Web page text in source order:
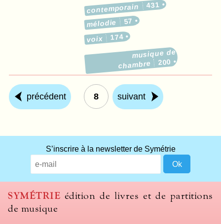
contemporain 431
mélodie 57
voix 174
musique de
chambre 200
précédent 8 suivant
S’inscrire à la newsletter de Symétrie
SYMÉTRIE édition de livres et de partitions
de musique